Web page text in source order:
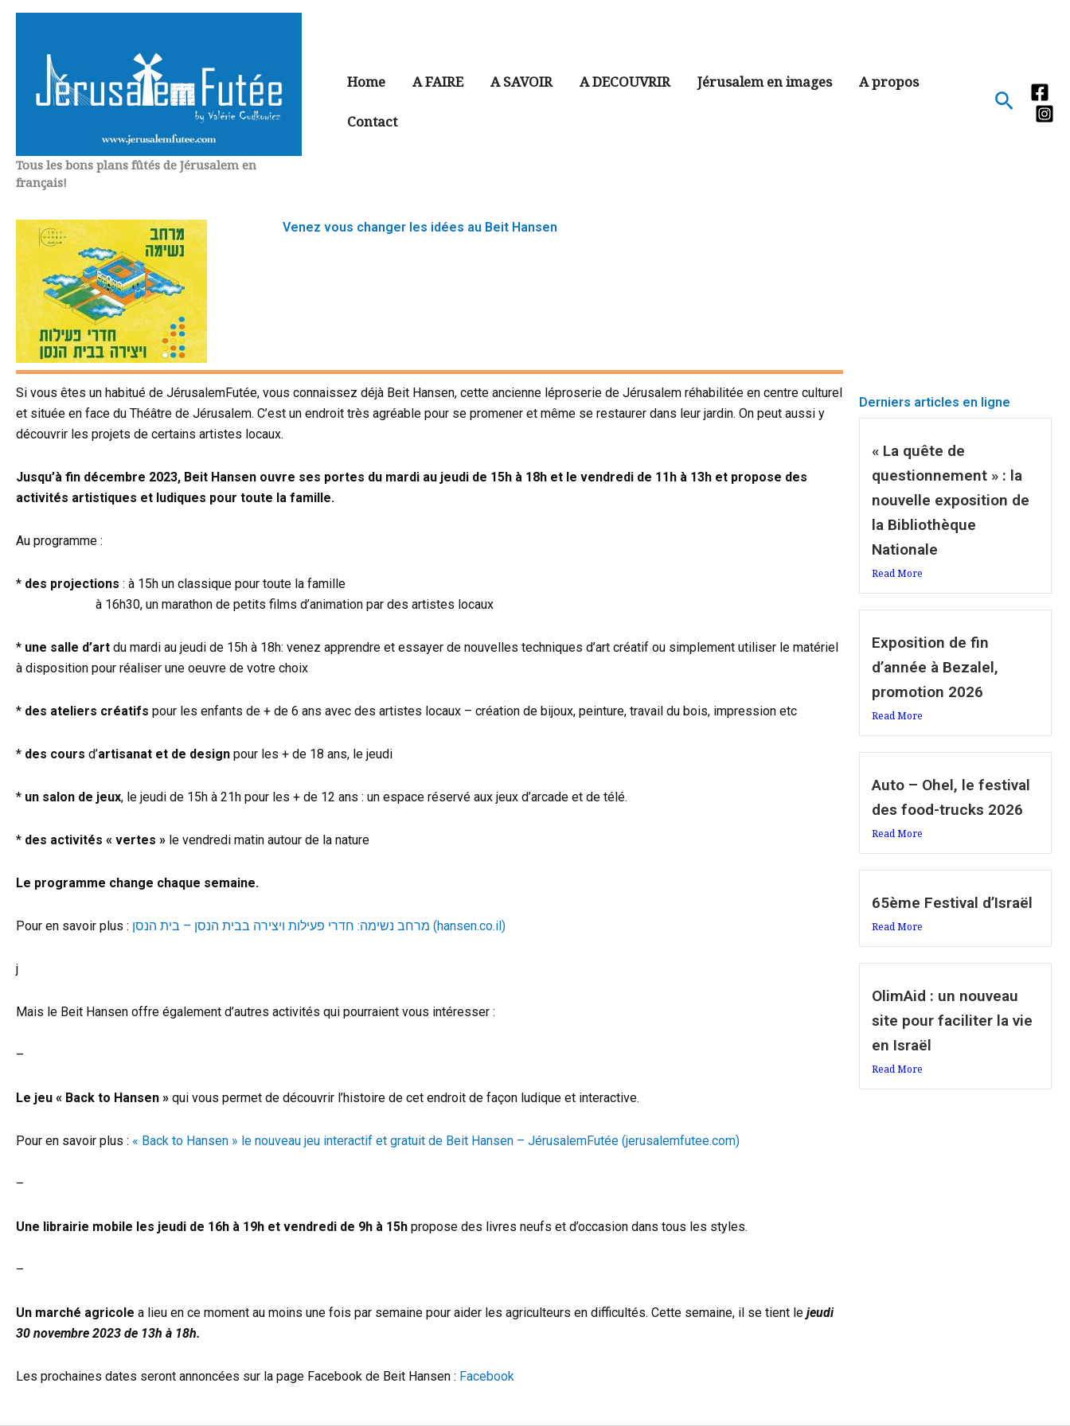
Aller
contenu
Tous les bons plans fûtés de Jérusalem en
français!
Home A FAIRE A SAVOIR A DECOUVRIR Jérusalem en images A propos
Contact
Venez vous changer les idées au Beit Hansen
Si vous êtes un habitué de JérusalemFutée, vous connaissez déjà Beit Hansen, cette ancienne léproserie de Jérusalem réhabilitée en centre culturel
et située en face du Théâtre de Jérusalem. C’est un endroit très agréable pour se promener et même se restaurer dans leur jardin. On peut aussi y
découvrir les projets de certains artistes locaux.
Jusqu’à fin décembre 2023, Beit Hansen ouvre ses portes du mardi au jeudi de 15h à 18h et le vendredi de 11h à 13h et propose des
activités artistiques et ludiques pour toute la famille.
Au programme :
* des projections : à 15h un classique pour toute la famille
à 16h30, un marathon de petits films d’animation par des artistes locaux
* une salle d’art du mardi au jeudi de 15h à 18h: venez apprendre et essayer de nouvelles techniques d’art créatif ou simplement utiliser le matériel
à disposition pour réaliser une oeuvre de votre choix
* des ateliers créatifs pour les enfants de + de 6 ans avec des artistes locaux – création de bijoux, peinture, travail du bois, impression etc
* des cours d’artisanat et de design pour les + de 18 ans, le jeudi
* un salon de jeux, le jeudi de 15h à 21h pour les + de 12 ans : un espace réservé aux jeux d’arcade et de télé.
* des activités « vertes » le vendredi matin autour de la nature
Le programme change chaque semaine.
Pour en savoir plus : מרחב נשימה: חדרי פעילות ויצירה בבית הנסן – בית הנסן (hansen.co.il)
j
Mais le Beit Hansen offre également d’autres activités qui pourraient vous intéresser :
–
Le jeu « Back to Hansen » qui vous permet de découvrir l’histoire de cet endroit de façon ludique et interactive.
Pour en savoir plus : « Back to Hansen » le nouveau jeu interactif et gratuit de Beit Hansen – JérusalemFutée (jerusalemfutee.com)
–
Une librairie mobile les jeudi de 16h à 19h et vendredi de 9h à 15h propose des livres neufs et d’occasion dans tous les styles.
–
Un marché agricole a lieu en ce moment au moins une fois par semaine pour aider les agriculteurs en difficultés. Cette semaine, il se tient le jeudi
30 novembre 2023 de 13h à 18h.
Les prochaines dates seront annoncées sur la page Facebook de Beit Hansen : Facebook
Derniers articles en ligne
« La quête de
questionnement » : la
nouvelle exposition de
la Bibliothèque
Nationale
Read More
Exposition de fin
d’année à Bezalel,
promotion 2026
Read More
Auto – Ohel, le festival
des food-trucks 2026
Read More
65ème Festival d’Israël
Read More
OlimAid : un nouveau
site pour faciliter la vie
en Israël
Read More